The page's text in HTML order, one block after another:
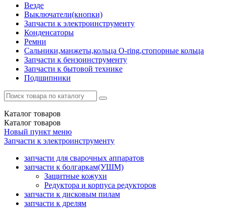
Везде
Выключатели(кнопки)
Запчасти к электроинструменту
Конденсаторы
Ремни
Сальники,манжеты,кольца О-ring,стопорные кольца
Запчасти к бензоинструменту
Запчасти к бытовой технике
Подшипники
Каталог товаров
Каталог товаров
Новый пункт меню
Запчасти к электроинструменту
запчасти для сварочных аппаратов
запчасти к болгаркам(УШМ)
Защитные кожухи
Редуктора и корпуса редукторов
запчасти к дисковым пилам
запчасти к дрелям